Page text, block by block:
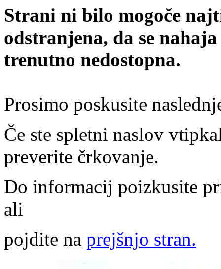
Strani ni bilo mogoče
odstranjena, da se
trenutno nedostopna.
Prosimo poskusite
Če ste spletni naslov
preverite črkovanje.
Do informacij poizkusite
ali
pojdite na prejšnjo stran.